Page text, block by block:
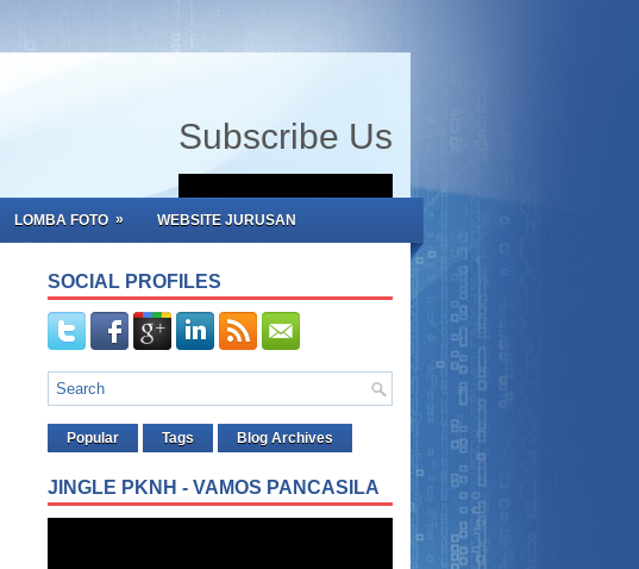
Subscribe Us
LOMBA FOTO » WEBSITE JURUSAN
SOCIAL PROFILES
Popular Tags Blog Archives
JINGLE PKNH - VAMOS PANCASILA